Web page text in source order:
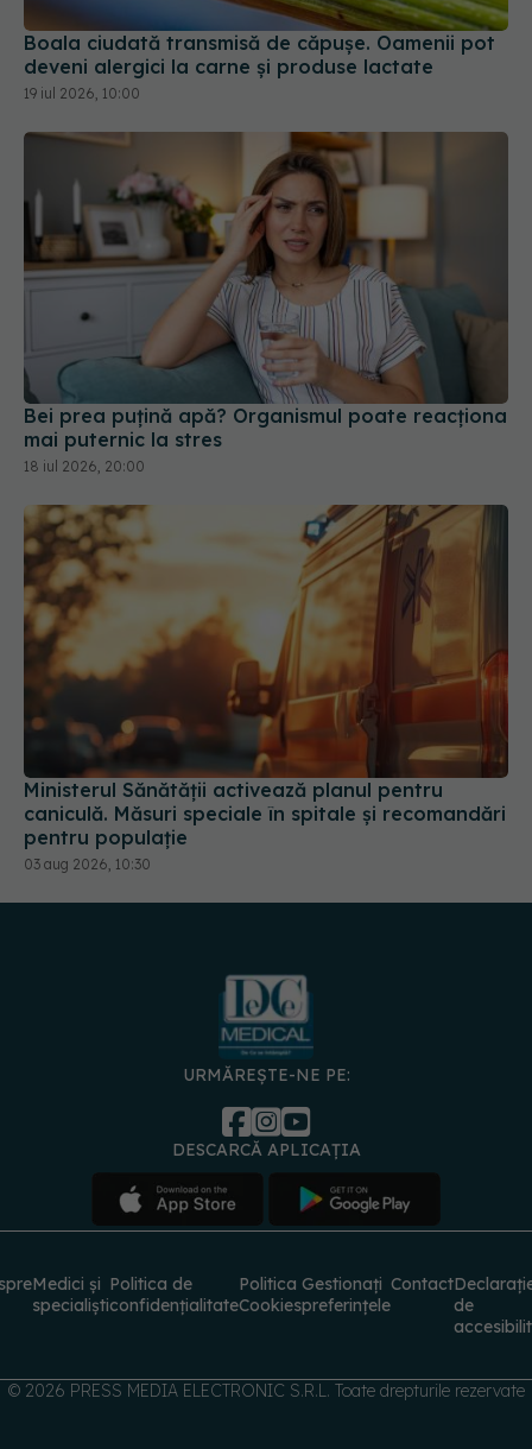
Boala ciudată transmisă de căpușe. Oamenii pot
deveni alergici la carne și produse lactate
19 iul 2026, 10:00
Bei prea puțină apă? Organismul poate reacționa
mai puternic la stres
18 iul 2026, 20:00
Ministerul Sănătății activează planul pentru
caniculă. Măsuri speciale în spitale și recomandări
pentru populație
03 aug 2026, 10:30
URMĂREȘTE-NE PE:
DESCARCĂ APLICAȚIA
Medici și
specialiști
Politica de
confidențialitate
Politica
Cookies
Gestionați
preferințele
Contact
de
© 2026 PRESS MEDIA ELECTRONIC S.R.L. Toate drepturile rezervate